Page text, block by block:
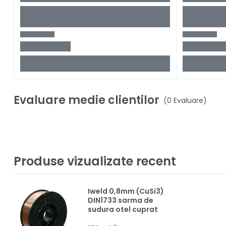
Evaluare medie clientilor (0 Evaluare)
Produse vizualizate recent
Iweld 0,8mm (CuSi3)
DIN1733 sarma de
sudura otel cuprat